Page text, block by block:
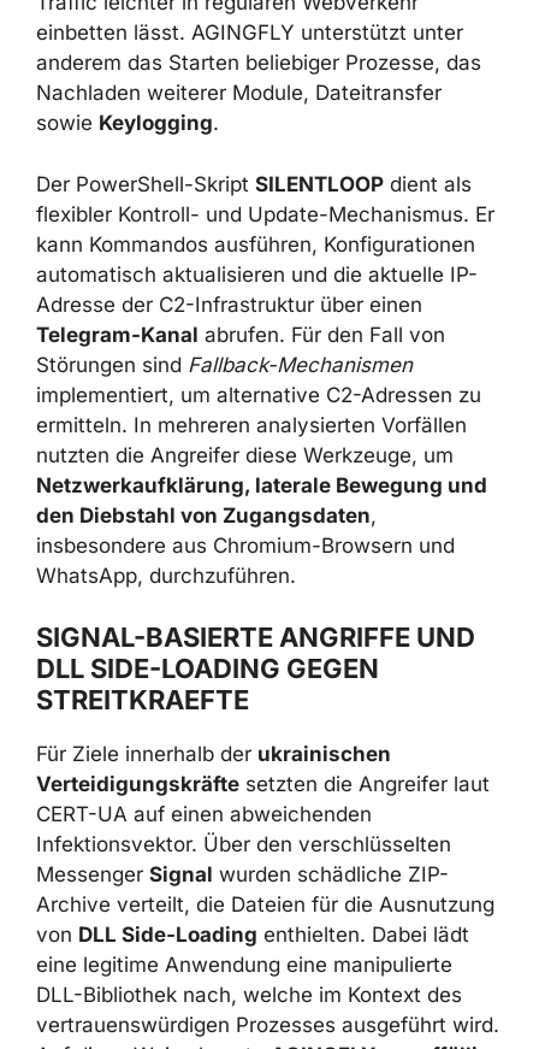
wodurch sich der C2-Traffic leichter in
regulären Webverkehr einbetten lässt.
AGINGFLY unterstützt unter anderem das
Starten beliebiger Prozesse, das Nachladen
weiterer Module, Dateitransfer sowie
Der PowerShell-SkriptSILENTLOOPdient als
flexibler Kontroll- und Update-Mechanismus.
Er kann Kommandos ausführen,
Konfigurationen automatisch aktualisieren und
die aktuelle IP-Adresse der C2-Infrastruktur
über einenTelegram-Kanalabrufen. Für den
Fall von Störungen sindFallback-
Mechanismenimplementiert, um alternative
C2-Adressen zu ermitteln. In mehreren
analysierten Vorfällen nutzten die Angreifer
diese Werkzeuge, umNetzwerkaufklärung,
laterale Bewegung und den Diebstahl von
Zugangsdaten, insbesondere aus Chromium-
SIGNAL-BASIERTE ANGRIFFE UND
DLL SIDE-LOADING GEGEN
STREITKRAEFTE
Für Ziele innerhalb derukrainischen
Verteidigungskräftesetzten die Angreifer
laut CERT-UA auf einen abweichenden
Infektionsvektor. Über den verschlüsselten
Messenger Signalwurden schädliche ZIP-
Archive verteilt, die Dateien für die
Ausnutzung vonDLL Side-Loading
enthielten. Dabei lädt eine legitime
Anwendung eine manipulierte DLL-Bibliothek